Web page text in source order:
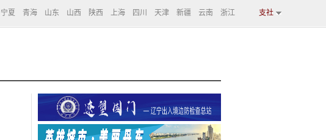
宁夏 青海 山东 山西 陕西 上海 四川 天津 新疆 云南 浙江 支社